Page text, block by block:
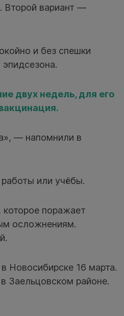
Второй вариант —
и без спешки
двух недель, для его
— напомнили в
или учёбы.
поражает
осложнениям.
Новосибирске 16 марта.
Заельцовском районе.